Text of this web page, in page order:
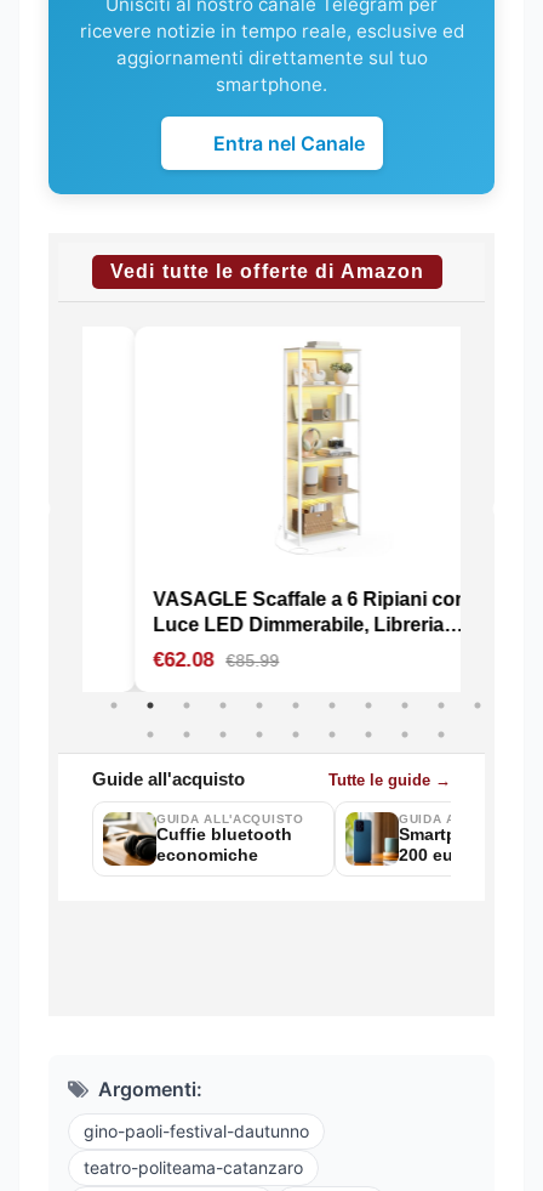
ricevere notizie in tempo reale, esclusive ed
aggiornamenti direttamente sul tuo
smartphone.
Entra nel Canale
Argomenti:
gino-paoli-festival-dautunno
teatro-politeama-catanzaro